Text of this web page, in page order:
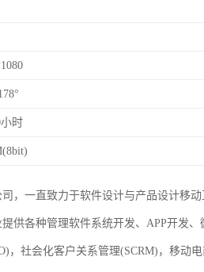
时
，一直致力于软件设计与产品设计移
供各种管理软件系统开发、APP开发
，社会化客户关系管理(SCRM)，移动